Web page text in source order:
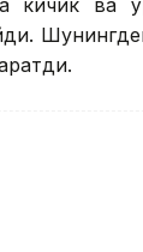
кичик ва